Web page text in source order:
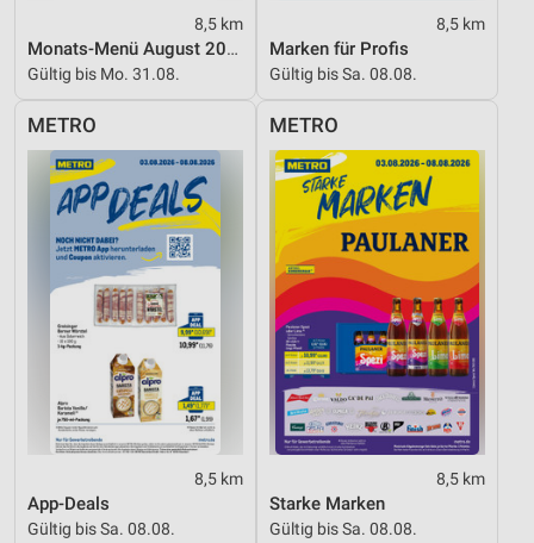
8,5 km
Monats-Menü August 2026
Gültig bis Mo. 31.08.
8,5 km
Marken für Profis
Gültig bis Sa. 08.08.
METRO
8,5 km
App-Deals
Gültig bis Sa. 08.08.
METRO
8,5 km
Starke Marken
Gültig bis Sa. 08.08.